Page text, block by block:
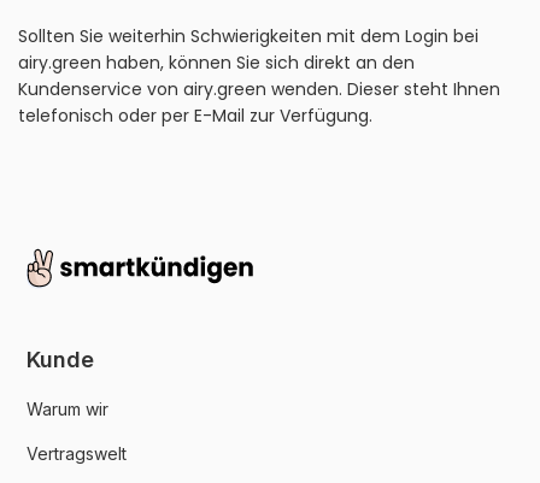
Sollten Sie weiterhin Schwierigkeiten mit dem Login bei
airy.green haben, können Sie sich direkt an den
Kundenservice von airy.green wenden. Dieser steht Ihnen
telefonisch oder per E-Mail zur Verfügung.
Kunde
Warum wir
Vertragswelt